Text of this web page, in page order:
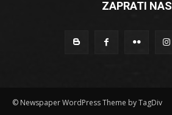
ZAPRATI NAS
© Newspaper WordPress Theme by TagDiv